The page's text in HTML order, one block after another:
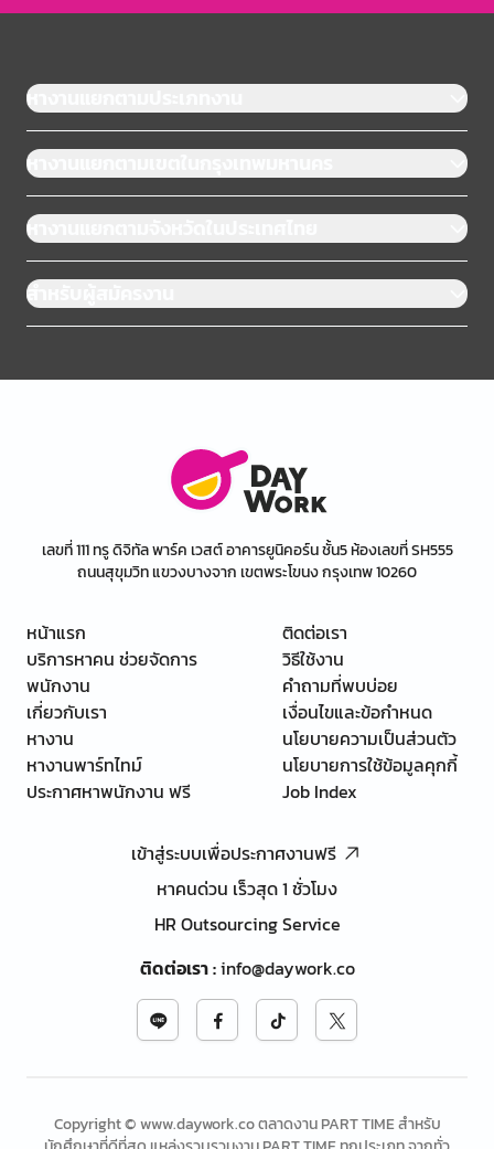
หางานแยกตามประเภทงาน
หางานแยกตามเขตในกรุงเทพมหานคร
หางานแยกตามจังหวัดในประเทศไทย
สำหรับผู้สมัครงาน
เลขที่ 111 ทรู ดิจิทัล พาร์ค เวสต์ อาคารยูนิคอร์น ชั้น5 ห้องเลขที่ SH555
ถนนสุขุมวิท แขวงบางจาก เขตพระโขนง กรุงเทพ 10260
หน้าแรก
บริการหาคน ช่วยจัดการ
พนักงาน
เกี่ยวกับเรา
หางาน
หางานพาร์ทไทม์
ประกาศหาพนักงาน ฟรี
ติดต่อเรา
วิธีใช้งาน
คำถามที่พบบ่อย
เงื่อนไขและข้อกำหนด
นโยบายความเป็นส่วนตัว
นโยบายการใช้ข้อมูลคุกกี้
Job Index
เข้าสู่ระบบเพื่อประกาศงานฟรี
หาคนด่วน เร็วสุด 1 ชั่วโมง
HR Outsourcing Service
ติดต่อเรา:info@daywork.co
Copyright © www.daywork.co ตลาดงาน PART TIME สำหรับ